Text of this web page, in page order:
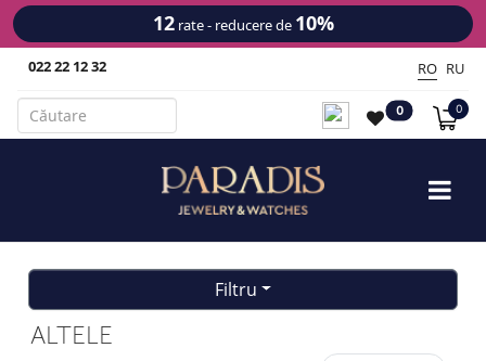
rate - reducere de10%
022 22 12 32 RO RU
0 0
Filtru
ALTELE